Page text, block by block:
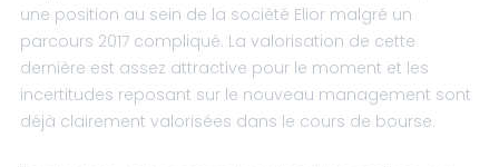
une position au sein de la société Elior malgré un
parcours 2017 compliqué. La valorisation de cette
dernière est assez attractive pour le moment et les
incertitudes reposant sur le nouveau management sont
déjà clairement valorisées dans le cours de bourse.